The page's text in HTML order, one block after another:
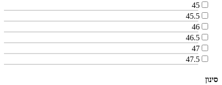
45
45.5
46
46.5
47
47.5
סינון